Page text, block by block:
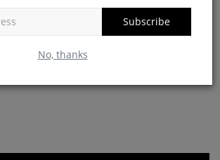
Subscribe
No, thanks